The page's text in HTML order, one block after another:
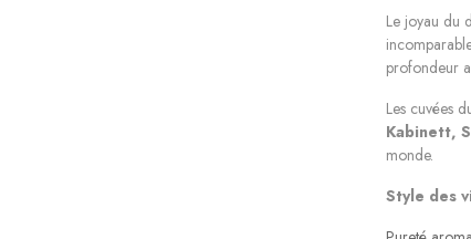
Le joyau du
profondeur
Les cuvées
Kabinett,
monde.
Style des